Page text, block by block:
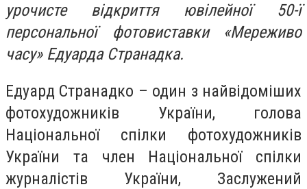
урочисте відкриття ювілейної 50-ї
персональної фотовиставки «Мереживо
часу» Едуарда Странадка.
Едуард Странадко – один з найвідоміших
фотохудожників України, голова
Національної спілки фотохудожників
України та член Національної спілки
журналістів України, Заслужений